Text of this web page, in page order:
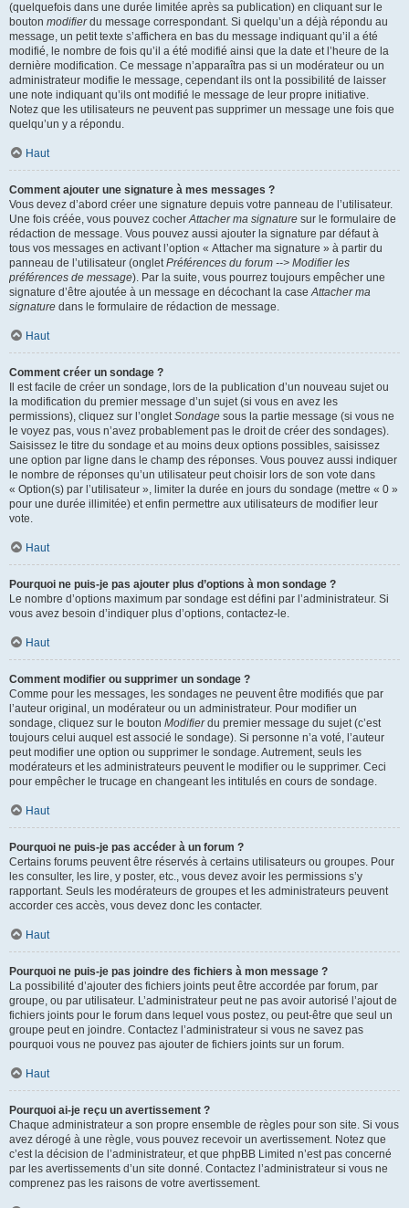
(quelquefois dans une durée limitée après sa publication) en cliquant sur le
bouton modifierdu message correspondant. Si quelqu’un a déjà répondu au
message, un petit texte s’affichera en bas du message indiquant qu’il a été
modifié, le nombre de fois qu’il a été modifié ainsi que la date et l’heure de la
dernière modification. Ce message n’apparaîtra pas si un modérateur ou un
administrateur modifie le message, cependant ils ont la possibilité de laisser
une note indiquant qu’ils ont modifié le message de leur propre initiative.
Notez que les utilisateurs ne peuvent pas supprimer un message une fois que
quelqu’un y a répondu.
Haut
Comment ajouter une signature à mes messages ?
Vous devez d’abord créer une signature depuis votre panneau de l’utilisateur.
Une fois créée, vous pouvez cocherAttacher ma signature sur le formulaire de
rédaction de message. Vous pouvez aussi ajouter la signature par défaut à
tous vos messages en activant l’option « Attacher ma signature » à partir du
panneau de l’utilisateur (ongletPréférences du forum --> Modifier les
préférences de message). Par la suite, vous pourrez toujours empêcher une
signature d’être ajoutée à un message en décochant la caseAttacher ma
signature dans le formulaire de rédaction de message.
Haut
Comment créer un sondage ?
Il est facile de créer un sondage, lors de la publication d’un nouveau sujet ou
la modification du premier message d’un sujet (si vous en avez les
permissions), cliquez sur l’ongletSondage sous la partie message (si vous ne
le voyez pas, vous n’avez probablement pas le droit de créer des sondages).
Saisissez le titre du sondage et au moins deux options possibles, saisissez
une option par ligne dans le champ des réponses. Vous pouvez aussi indiquer
le nombre de réponses qu’un utilisateur peut choisir lors de son vote dans
« Option(s) par l’utilisateur », limiter la durée en jours du sondage (mettre « 0 »
pour une durée illimitée) et enfin permettre aux utilisateurs de modifier leur
vote.
Haut
Pourquoi ne puis-je pas ajouter plus d’options à mon sondage ?
Le nombre d’options maximum par sondage est défini par l’administrateur. Si
vous avez besoin d’indiquer plus d’options, contactez-le.
Haut
Comment modifier ou supprimer un sondage ?
Comme pour les messages, les sondages ne peuvent être modifiés que par
l’auteur original, un modérateur ou un administrateur. Pour modifier un
sondage, cliquez sur le bouton Modifierdu premier message du sujet (c’est
toujours celui auquel est associé le sondage). Si personne n’a voté, l’auteur
peut modifier une option ou supprimer le sondage. Autrement, seuls les
modérateurs et les administrateurs peuvent le modifier ou le supprimer. Ceci
pour empêcher le trucage en changeant les intitulés en cours de sondage.
Haut
Pourquoi ne puis-je pas accéder à un forum ?
Certains forums peuvent être réservés à certains utilisateurs ou groupes. Pour
les consulter, les lire, y poster, etc., vous devez avoir les permissions s’y
rapportant. Seuls les modérateurs de groupes et les administrateurs peuvent
accorder ces accès, vous devez donc les contacter.
Haut
Pourquoi ne puis-je pas joindre des fichiers à mon message ?
La possibilité d’ajouter des fichiers joints peut être accordée par forum, par
groupe, ou par utilisateur. L’administrateur peut ne pas avoir autorisé l’ajout de
fichiers joints pour le forum dans lequel vous postez, ou peut-être que seul un
groupe peut en joindre. Contactez l’administrateur si vous ne savez pas
pourquoi vous ne pouvez pas ajouter de fichiers joints sur un forum.
Haut
Pourquoi ai-je reçu un avertissement ?
Chaque administrateur a son propre ensemble de règles pour son site. Si vous
avez dérogé à une règle, vous pouvez recevoir un avertissement. Notez que
c’est la décision de l’administrateur, et que phpBB Limited n’est pas concerné
par les avertissements d’un site donné. Contactez l’administrateur si vous ne
comprenez pas les raisons de votre avertissement.